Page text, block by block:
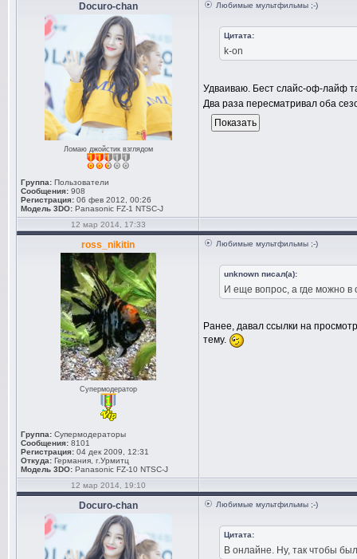
Docuro-chan
Ломаю джойстик взглядом
Группа: Пользователи
Сообщения: 908
Регистрация: 06 фев 2012, 00:26
Модель 3DO: Panasonic FZ-1 NTSC-J
Любимые мультфильмы ;-)
Цитата:
k-on
Удваиваю. Бест cлайс-оф-лайф
Два раза пересматривал оба
12 мар 2014, 17:33
ross_nikitin
Супермодератор
Группа: Супермодераторы
Сообщения: 8101
Регистрация: 04 дек 2009, 12:31
Откуда: Германия, г.Урмитц
Модель 3DO: Panasonic FZ-10 NTSC-J
Любимые мультфильмы ;-)
unknown писал(а):
И еще вопрос, а где можно в
Ранее, давал ссылки на
тему.
12 мар 2014, 19:10
Docuro-chan Любимые мультфильмы ;-)
Цитата:
В онлайне. Ну, так чтобы